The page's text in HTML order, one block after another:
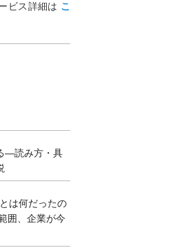
ビス詳細は こ
―読み方・具
は何だったの
囲、企業が今